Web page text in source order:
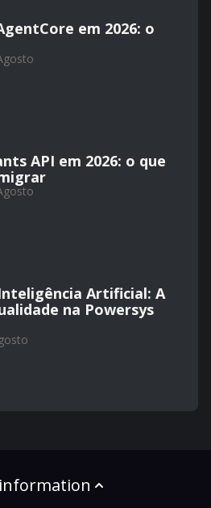
em 2026: o
API em 2026: o que
Inteligência Artificial: A
na Powersys